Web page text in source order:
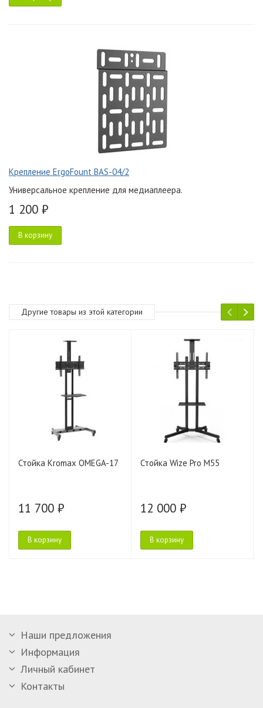
Крепление ErgoFount BAS-04/2
Универсальное крепление для медиаплеера.
1 200 ₽
В корзину
Другие товары из этой категории
Стойка Kromax OMEGA-17
11 700 ₽
В корзину
Стойка Wize Pro M55
12 000 ₽
В корзину
Наши предложения
Информация
Личный кабинет
Контакты